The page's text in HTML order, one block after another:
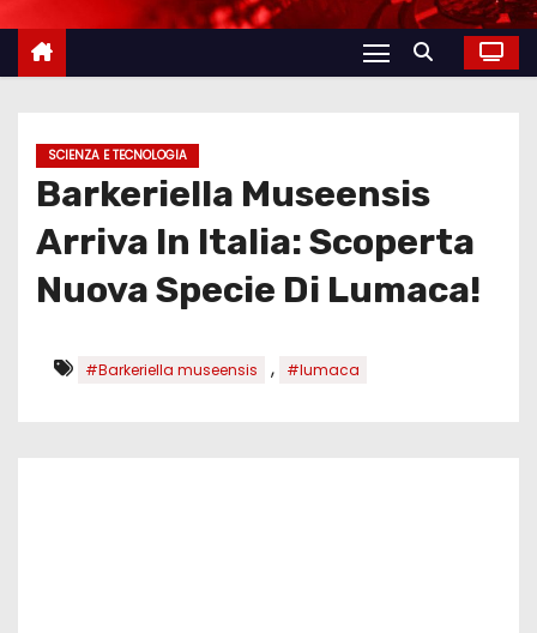
SCIENZA E TECNOLOGIA
Barkeriella Museensis
Arriva In Italia: Scoperta
Nuova Specie Di Lumaca!
#Barkeriella museensis , #lumaca